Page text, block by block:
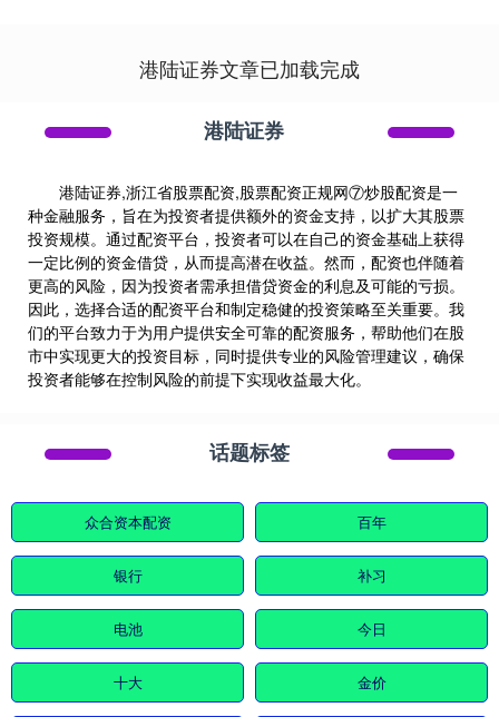
港陆证券文章已加载完成
港陆证券
港陆证券,浙江省股票配资,股票配资正规网⑦炒股配资是一
种金融服务，旨在为投资者提供额外的资金支持，以扩大其股票
投资规模。通过配资平台，投资者可以在自己的资金基础上获得
一定比例的资金借贷，从而提高潜在收益。然而，配资也伴随着
更高的风险，因为投资者需承担借贷资金的利息及可能的亏损。
因此，选择合适的配资平台和制定稳健的投资策略至关重要。我
们的平台致力于为用户提供安全可靠的配资服务，帮助他们在股
市中实现更大的投资目标，同时提供专业的风险管理建议，确保
投资者能够在控制风险的前提下实现收益最大化。
话题标签
众合资本配资 百年
银行 补习
电池 今日
十大 金价